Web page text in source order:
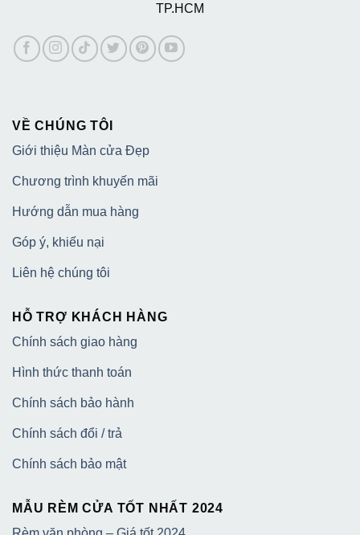
TP.HCM
VỀ CHÚNG TÔI
Giới thiệu Màn cửa Đẹp
Chương trình khuyến mãi
Hướng dẫn mua hàng
Góp ý, khiếu nại
Liên hệ chúng tôi
HỖ TRỢ KHÁCH HÀNG
Chính sách giao hàng
Hình thức thanh toán
Chính sách bảo hành
Chính sách đổi / trả
Chính sách bảo mật
MẪU RÈM CỬA TỐT NHẤT 2024